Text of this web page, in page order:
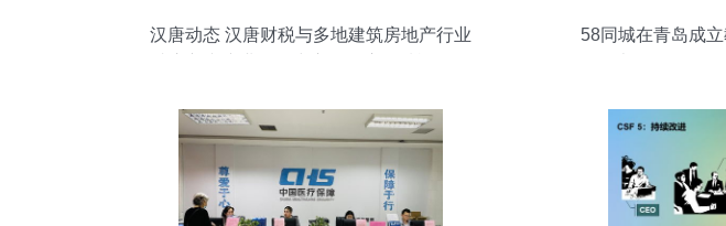
汉唐动态 汉唐财税与多地建筑房地产行业
58同城在青岛成